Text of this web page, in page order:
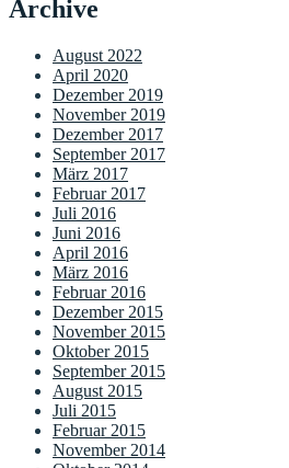
Archive
August 2022
April 2020
Dezember 2019
November 2019
Dezember 2017
September 2017
März 2017
Februar 2017
Juli 2016
Juni 2016
April 2016
März 2016
Februar 2016
Dezember 2015
November 2015
Oktober 2015
September 2015
August 2015
Juli 2015
Februar 2015
November 2014